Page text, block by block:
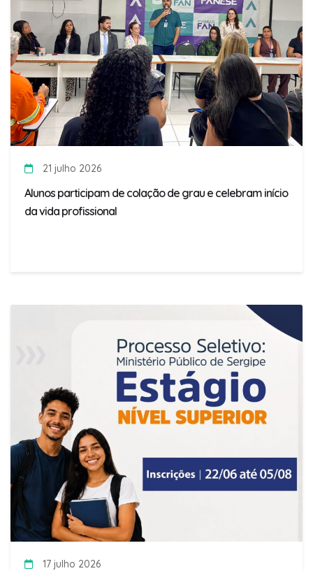
21 julho 2026
Alunos participam de colação de grau e celebram início
da vida profissional
17 julho 2026